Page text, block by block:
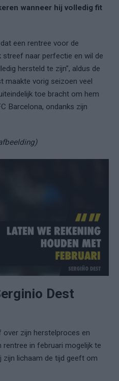
wanneer hij volledig fit
een rentree voor de
naar perfectie en wil de
hersteld te zijn", aldus de
maakte vorig seizoen veel
toe bracht om hem
Barcelona, ondanks zijn
Dest
over zijn herstelproces en
rentree in februari mogelijk te
zijn lichaam de tijd geeft om